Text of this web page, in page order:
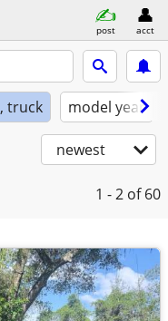
post acct
truck model year
newest
1 - 2 of 60